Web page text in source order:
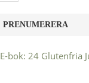
E-bok: 24 Glutenfria